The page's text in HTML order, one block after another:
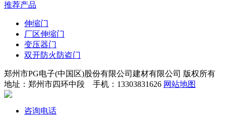
推荐产品
伸缩门
厂区伸缩门
变压器门
双开防火防盗门
郑州市PG电子(中国区)股份有限公司建材有限公司 版权所有
地址：郑州市四环中段 手机：13303831626 网站地图
咨询电话